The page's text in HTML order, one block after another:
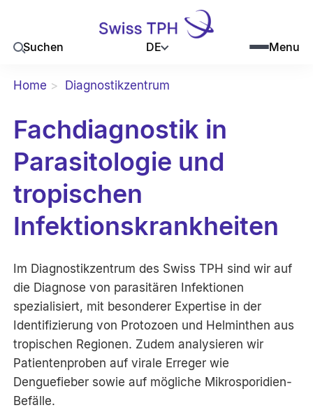
Suchen DE Menu
Home Diagnostikzentrum
Fachdiagnostik in
Parasitologie und
tropischen
Infektionskrankheiten
Im Diagnostikzentrum des Swiss TPH sind wir auf
die Diagnose von parasitären Infektionen
spezialisiert, mit besonderer Expertise in der
Identifizierung von Protozoen und Helminthen aus
tropischen Regionen. Zudem analysieren wir
Patientenproben auf virale Erreger wie
Denguefieber sowie auf mögliche Mikrosporidien-
Befälle.